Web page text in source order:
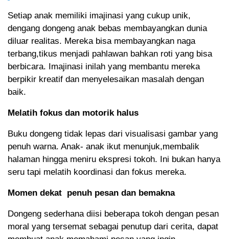
Setiap anak memiliki imajinasi yang cukup unik,
dengang dongeng anak bebas membayangkan dunia
diluar realitas. Mereka bisa membayangkan naga
terbang,tikus menjadi pahlawan bahkan roti yang bisa
berbicara. Imajinasi inilah yang membantu mereka
berpikir kreatif dan menyelesaikan masalah dengan
baik.
Melatih fokus dan motorik halus
Buku dongeng tidak lepas dari visualisasi gambar yang
penuh warna. Anak- anak ikut menunjuk,membalik
halaman hingga meniru ekspresi tokoh. Ini bukan hanya
seru tapi melatih koordinasi dan fokus mereka.
Momen dekat penuh pesan dan bemakna
Dongeng sederhana diisi beberapa tokoh dengan pesan
moral yang tersemat sebagai penutup dari cerita, dapat